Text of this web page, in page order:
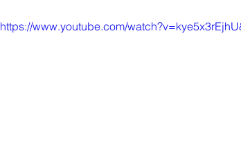
https://www.youtube.com/